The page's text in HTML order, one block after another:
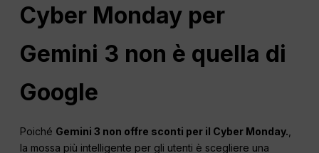
Cyber Monday per
Gemini 3 non è quella di
Google
Poiché Gemini 3 non offre sconti per il Cyber Monday.
la mossa più intelligente per gli utenti è scegliere una